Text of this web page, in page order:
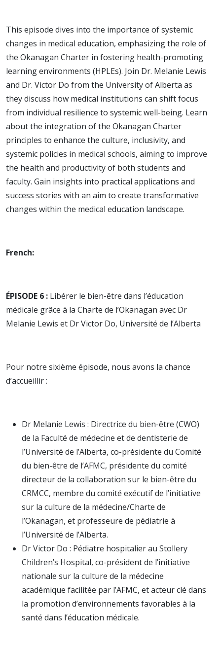
This episode dives into the importance of systemic
changes in medical education, emphasizing the role of
the Okanagan Charter in fostering health-promoting
learning environments (HPLEs). Join Dr. Melanie Lewis
and Dr. Victor Do from the University of Alberta as
they discuss how medical institutions can shift focus
from individual resilience to systemic well-being. Learn
about the integration of the Okanagan Charter
principles to enhance the culture, inclusivity, and
systemic policies in medical schools, aiming to improve
the health and productivity of both students and
faculty. Gain insights into practical applications and
success stories with an aim to create transformative
changes within the medical education landscape.
French:
ÉPISODE 6 : Libérer le bien-être dans l’éducation
médicale grâce à la Charte de l’Okanagan avec Dr
Melanie Lewis et Dr Victor Do, Université de l’Alberta
Pour notre sixième épisode, nous avons la chance
d’accueillir :
Dr Melanie Lewis : Directrice du bien-être (CWO)
de la Faculté de médecine et de dentisterie de
l’Université de l’Alberta, co-présidente du Comité
du bien-être de l’AFMC, présidente du comité
directeur de la collaboration sur le bien-être du
CRMCC, membre du comité exécutif de l’initiative
sur la culture de la médecine/Charte de
l’Okanagan, et professeure de pédiatrie à
l’Université de l’Alberta.
Dr Victor Do : Pédiatre hospitalier au Stollery
Children’s Hospital, co-président de l’initiative
nationale sur la culture de la médecine
académique facilitée par l’AFMC, et acteur clé dans
la promotion d’environnements favorables à la
santé dans l’éducation médicale.